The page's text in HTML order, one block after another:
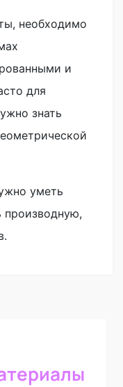
необходимо
и
для
знать
уметь
производную,